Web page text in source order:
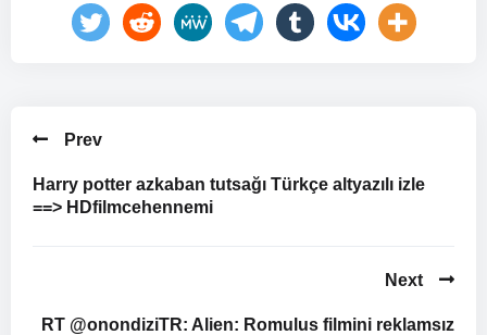
Prev
Harry potter azkaban tutsağı Türkçe altyazılı izle
==> HDfilmcehennemi
Next
RT @onondiziTR: Alien: Romulus filmini reklamsız